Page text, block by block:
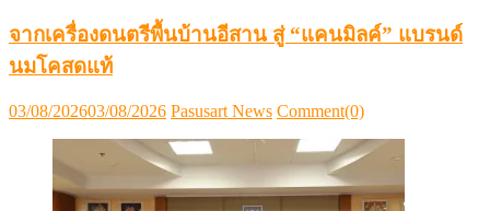
จากเครื่องดนตรีพื้นบ้านอีสาน สู่ “แคนมิลค์” แบรนด์
นมโคสดแท้
Posted
03/08/202603/08/2026 Author
Pasusart News Comment(0)